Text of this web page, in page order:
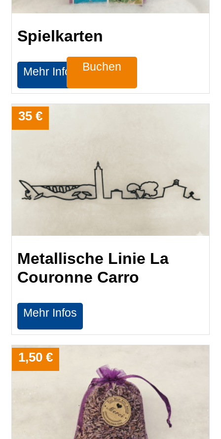
Spielkarten
Mehr Infos Buchen
Metallische Linie La
Couronne Carro
35 €
Mehr Infos
1,50 €